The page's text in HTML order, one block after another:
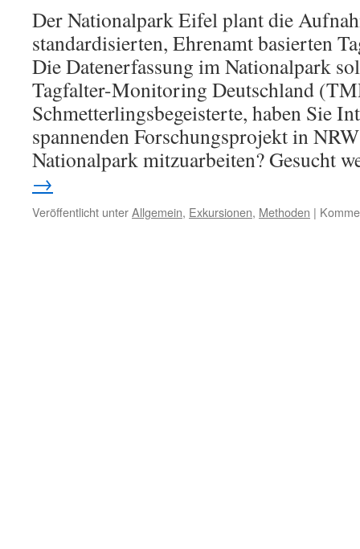
Der Nationalpark Eifel plant die
standardisierten, Ehrenamt basierten
Die Datenerfassung im Nationalpark
Tagfalter-Monitoring Deutschland
Schmetterlingsbegeisterte, haben Sie
spannenden Forschungsprojekt in
Nationalpark mitzuarbeiten? Gesucht
→
Veröffentlicht unterAllgemein, Exkursionen, Methoden |